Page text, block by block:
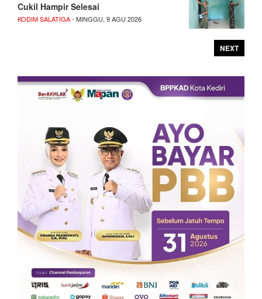
Cukil Hampir Selesai
KODIM SALATIGA- MINGGU, 9 AGU 2026
NEXT